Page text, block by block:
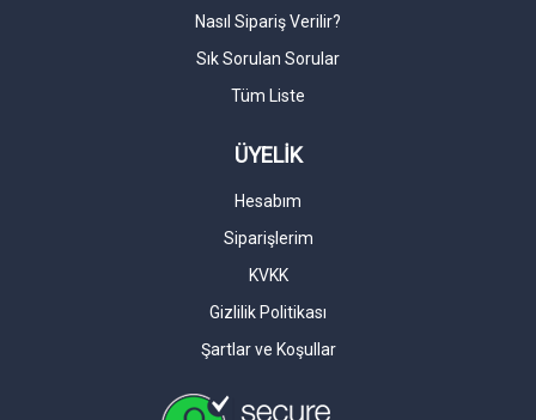
Nasıl Sipariş Verilir?
Sık Sorulan Sorular
Tüm Liste
ÜYELİK
Hesabım
Siparişlerim
KVKK
Gizlilik Politikası
Şartlar ve Koşullar